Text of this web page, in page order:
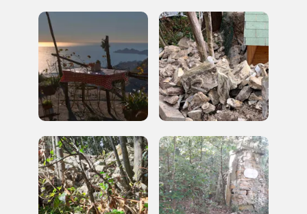
I Luoghi del Cuore
Registrati alla newsletter
Accedi alle informazioni per te più interessanti,
a quelle inerenti i luoghi più vicini e gli eventi